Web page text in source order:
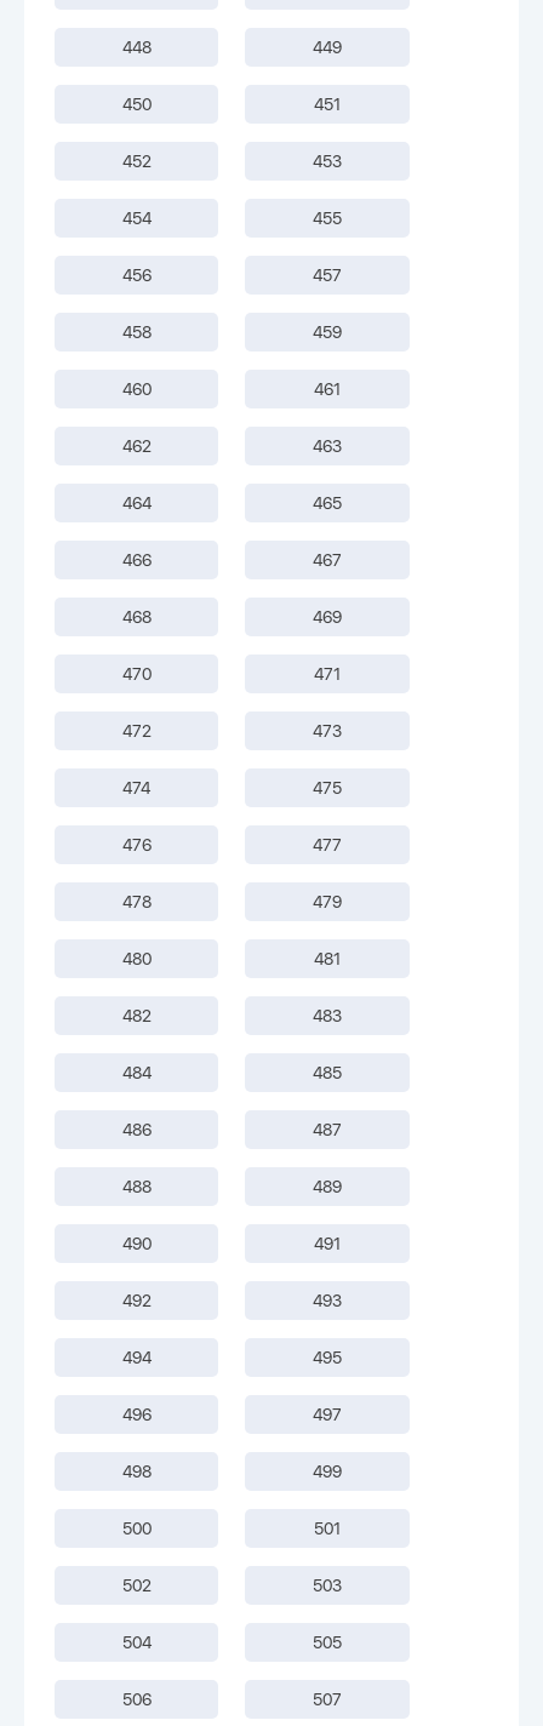
448 449
450 451
452 453
454 455
456 457
458 459
460 461
462 463
464 465
466 467
468 469
470 471
472 473
474 475
476 477
478 479
480 481
482 483
484 485
486 487
488 489
490 491
492 493
494 495
496 497
498 499
500 501
502 503
504 505
506 507